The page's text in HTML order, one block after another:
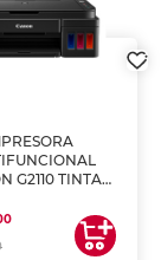
G2110 TINTA